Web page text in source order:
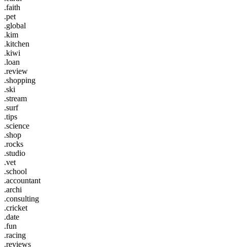
.faith
.pet
.global
.kim
.kitchen
.kiwi
.loan
.review
.shopping
.ski
.stream
.surf
.tips
.science
.shop
.rocks
.studio
.vet
.school
.accountant
.archi
.consulting
.cricket
.date
.fun
.racing
.reviews